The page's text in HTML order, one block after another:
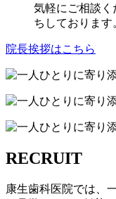
気軽にご相談
ちしております
院長挨拶はこちら
RECRUIT
康生歯科医院では、